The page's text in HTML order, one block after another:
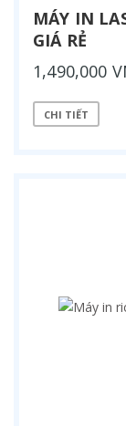
MÁY IN
GIÁ RẺ
1,490,000
CHI TIẾT